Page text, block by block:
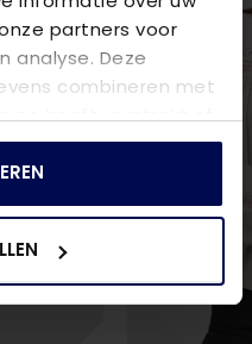
partners voor
analyse. Deze
combineren met
ze heeft verstrekt of
basis van uw gebruik